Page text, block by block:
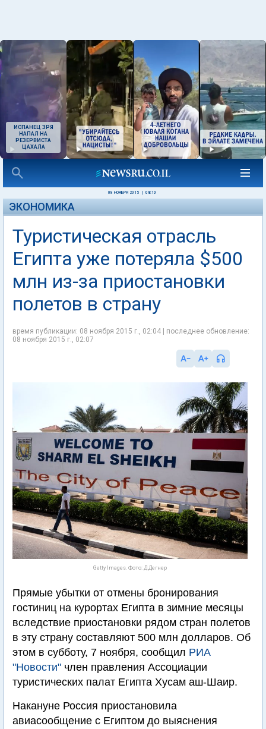
ИСПАНЕЦ ЗРЯ
НАПАЛ НА
РЕЗЕРВИСТА
ЦАХАЛА
08 НОЯБРЯ 2015 08:10
ЭКОНОМИКА
Туристическая отрасль
Египта уже потеряла $500
млн из-за приостановки
полетов в страну
время публикации: 08 ноября 2015 г., 02:04 | последнее обновление:
08 ноября 2015 г., 02:07
Getty Images. Фото: Д.Дегнер
Прямые убытки от отмены бронирования
гостиниц на курортах Египта в зимние месяцы
вследствие приостановки рядом стран полетов
в эту страну составляют 500 млн долларов. Об
этом в субботу, 7 ноября, сообщил РИА
"Новости" член правления Ассоциации
туристических палат Египта Хусам аш-Шаир.
Накануне Россия приостановила
авиасообщение с Египтом до выяснения